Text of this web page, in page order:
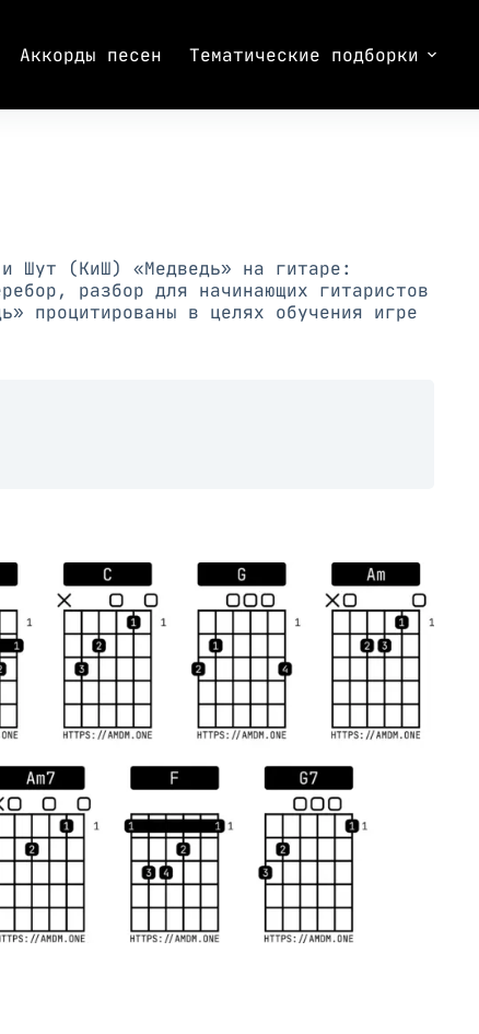
Аккорды песен Тематические подборки
Шут (КиШ) «Медведь» на гитаре:
разбор для начинающих гитаристов
процитированы в целях обучения игре